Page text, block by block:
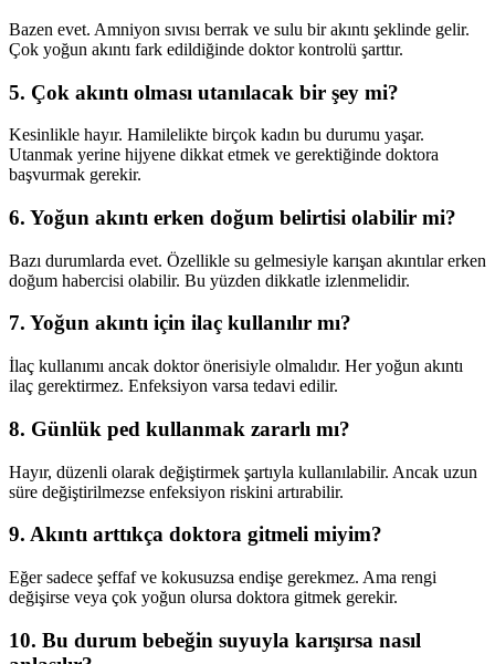
Bazen evet. Amniyon sıvısı berrak ve sulu bir akıntı şeklinde gelir.
Çok yoğun akıntı fark edildiğinde doktor kontrolü şarttır.
5. Çok akıntı olması utanılacak bir şey mi?
Kesinlikle hayır. Hamilelikte birçok kadın bu durumu yaşar.
Utanmak yerine hijyene dikkat etmek ve gerektiğinde doktora
başvurmak gerekir.
6. Yoğun akıntı erken doğum belirtisi olabilir mi?
Bazı durumlarda evet. Özellikle su gelmesiyle karışan akıntılar erken
doğum habercisi olabilir. Bu yüzden dikkatle izlenmelidir.
7. Yoğun akıntı için ilaç kullanılır mı?
İlaç kullanımı ancak doktor önerisiyle olmalıdır. Her yoğun akıntı
ilaç gerektirmez. Enfeksiyon varsa tedavi edilir.
8. Günlük ped kullanmak zararlı mı?
Hayır, düzenli olarak değiştirmek şartıyla kullanılabilir. Ancak uzun
süre değiştirilmezse enfeksiyon riskini artırabilir.
9. Akıntı arttıkça doktora gitmeli miyim?
Eğer sadece şeffaf ve kokusuzsa endişe gerekmez. Ama rengi
değişirse veya çok yoğun olursa doktora gitmek gerekir.
10. Bu durum bebeğin suyuyla karışırsa nasıl